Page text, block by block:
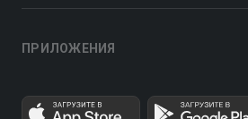
ПРИЛОЖЕНИЯ